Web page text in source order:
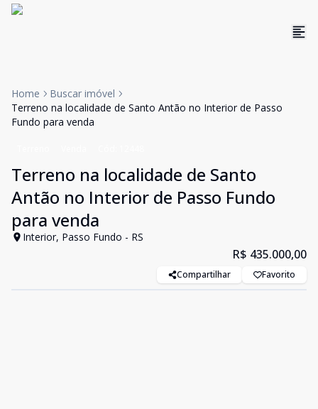
Home
Buscar imóvel
Terreno na localidade de Santo Antão no Interior de Passo
Fundo para venda
Terreno na localidade de Santo
Antão no Interior de Passo Fundo
para venda
Interior, Passo Fundo - RS
R$ 435.000,00
Compartilhar Favorito